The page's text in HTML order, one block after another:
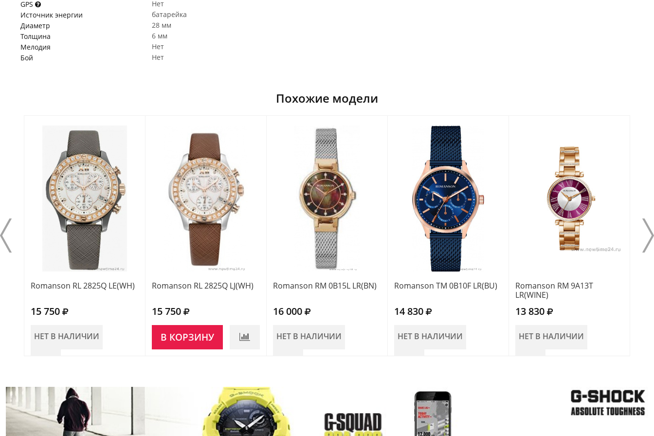
GPS
Нет
Источник энергии
батарейка
Диаметр
28 мм
Толщина
6 мм
Мелодия
Нет
Бой
Нет
Похожие модели
Romanson RL 2825Q LE(WH)
15 750
НЕТ В НАЛИЧИИ
Romanson RL 2825Q LJ(WH)
15 750
В КОРЗИНУ
Romanson RM 0B15L LR(BN)
16 000
НЕТ В НАЛИЧИИ
Romanson TM 0B10F LR(BU)
14 830
НЕТ В НАЛИЧИИ
Romanson RM 9A13T
LR(WINE)
13 830
НЕТ В НАЛИЧИИ